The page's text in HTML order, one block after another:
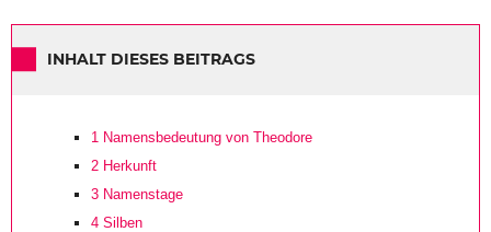
INHALT DIESES BEITRAGS
1 Namensbedeutung von Theodore
2 Herkunft
3 Namenstage
4 Silben